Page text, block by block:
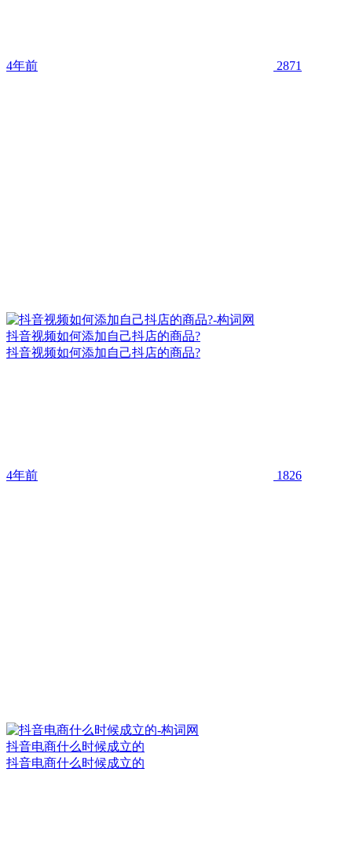
4年前 2871
抖音视频如何添加自己抖店的商品?
抖音视频如何添加自己抖店的商品?
4年前 1826
抖音电商什么时候成立的
抖音电商什么时候成立的